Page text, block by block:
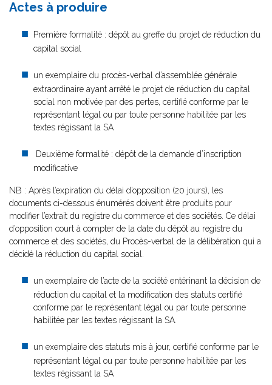
Actes à produire
Première formalité : dépôt au greffe du projet de réduction du
capital social
un exemplaire du procès-verbal d’assemblée générale
extraordinaire ayant arrêté le projet de réduction du capital
social non motivée par des pertes, certifié conforme par le
représentant légal ou par toute personne habilitée par les
textes régissant la SA
Deuxième formalité : dépôt de la demande d’inscription
modificative
NB : Après l’expiration du délai d’opposition (20 jours), les
documents ci-dessous énumérés doivent être produits pour
modifier l’extrait du registre du commerce et des sociétés. Ce délai
d’opposition court à compter de la date du dépôt au registre du
commerce et des sociétés, du Procès-verbal de la délibération qui a
décidé la réduction du capital social.
un exemplaire de l’acte de la société entérinant la décision de
réduction du capital et la modification des statuts certifié
conforme par le représentant légal ou par toute personne
habilitée par les textes régissant la SA.
un exemplaire des statuts mis à jour, certifié conforme par le
représentant légal ou par toute personne habilitée par les
textes régissant la SA